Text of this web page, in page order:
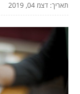
תאריך: דצמ 04, 2019